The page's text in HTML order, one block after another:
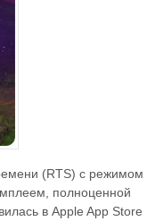
(RTS) с режимом
полноценной
в Apple App Store